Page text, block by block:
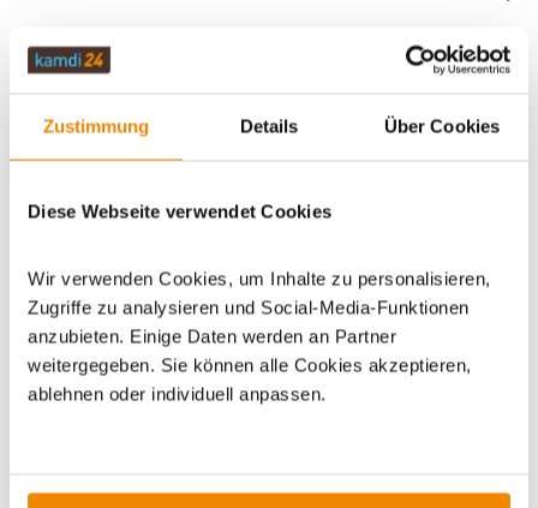
Zustimmung Details Über Cookies
Diese Webseite verwendet Cookies
Wir verwenden Cookies, um Inhalte zu personalisieren,
Zugriffe zu analysieren und Social-Media-Funktionen
anzubieten. Einige Daten werden an Partner
weitergegeben. Sie können alle Cookies akzeptieren,
ablehnen oder individuell anpassen.
Artikeldatenblatt drucken Frage zum Artikel
Dieses Produkt finden Sie unter:
Zubehör Haas+Sohn